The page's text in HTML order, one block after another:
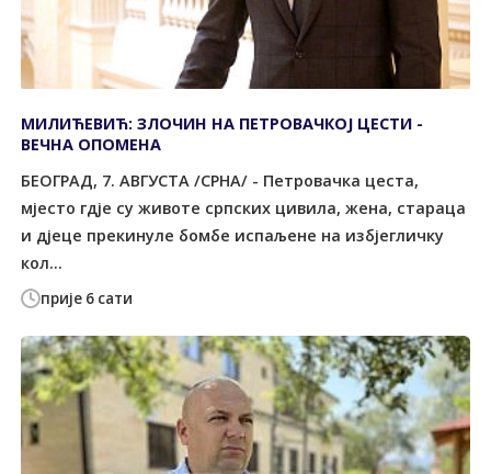
прије 6 сати
МИЛИЋЕВИЋ: ЗЛОЧИН НА ПЕТРОВАЧКОЈ ЦЕСТИ -
ВЕЧНА ОПОМЕНА
БЕОГРАД, 7. АВГУСТА /СРНА/ - Петровачка цеста,
мјесто гдје су животе српских цивила, жена, стараца
и дјеце прекинуле бомбе испаљене на избјегличку
кол...